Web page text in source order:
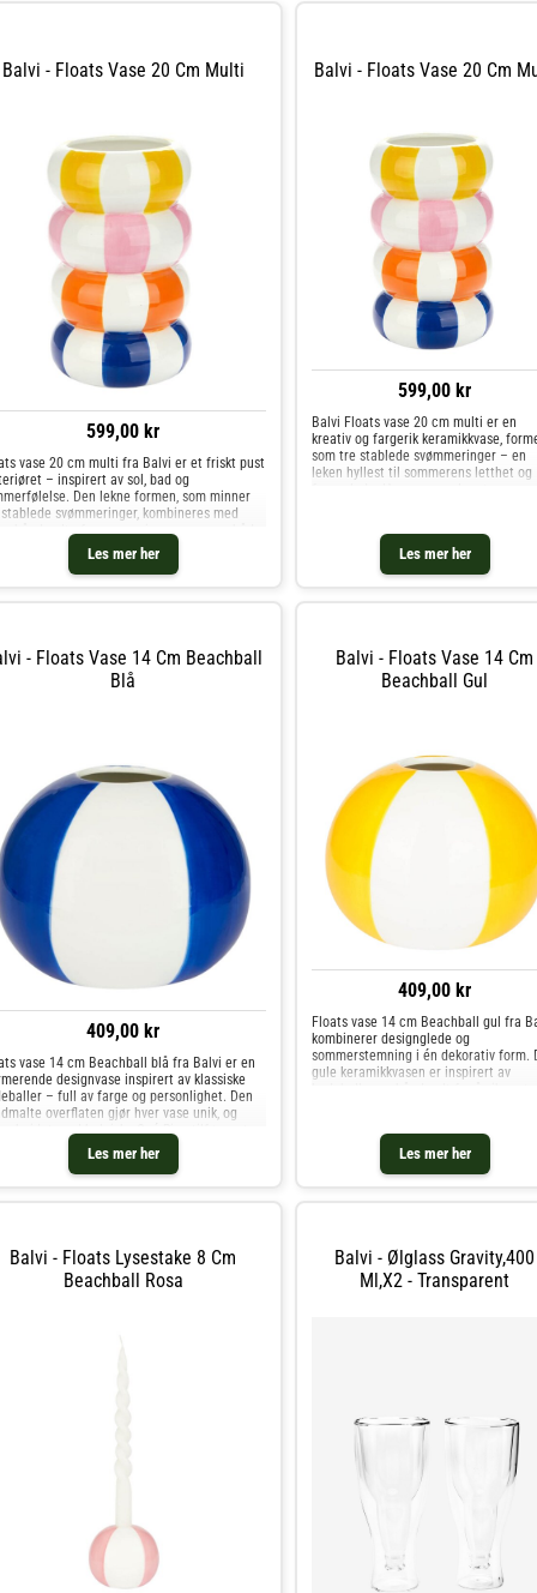
Balvi - Floats Vase 20 Cm Multi
599,00 kr
Les mer her
vase 20 cm multi fra Balvi er et friskt pust
– inspirert av sol, bad og
Den lekne formen, som minner
svømmeringer, kombineres med
håndmalte farger og gir en vase som både
og funksjonel
Balvi - Floats Vase 20 Cm
599,00 kr
Les mer her
Balvi Floats vase 20 cm multi er en
kreativ og fargerik keramikkvase,
som tre stablede svømmeringer – en
leken hyllest til sommerens letthet og
- Floats Vase 14 Cm Beachball
Blå
409,00 kr
Les mer her
vase 14 cm Beachball blå fra Balvi er en
designvase inspirert av klassiske
– full av farge og personlighet. Den
overflaten gjør hver vase unik, og
med belgiske Qué Rico tilfører et
Balvi - Floats Vase 14 Cm
Beachball Gul
409,00 kr
Les mer her
Floats vase 14 cm Beachball gul fra
kombinerer designglede og
sommerstemning i én dekorativ form.
gule keramikkvasen er inspirert av
Balvi - Floats Lysestake 8 Cm
Beachball Rosa
Balvi - Ølglass Gravity,400
Ml,x2 - Transparent